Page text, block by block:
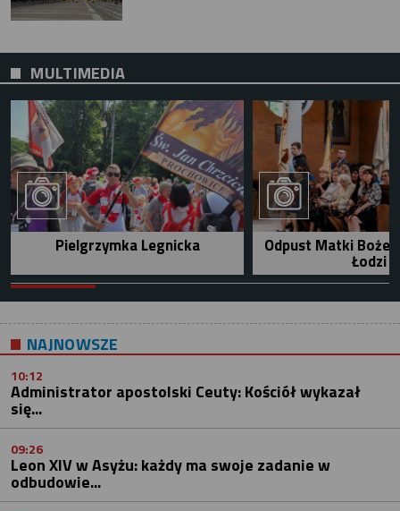
MULTIMEDIA
Pielgrzymka Legnicka Odpust Matki Bożej
Łodzi
NAJNOWSZE
10:12
Administrator apostolski Ceuty: Kościół wykazał
się...
09:26
Leon XIV w Asyżu: każdy ma swoje zadanie w
odbudowie...